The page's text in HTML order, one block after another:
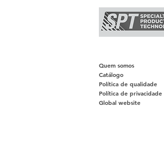
Quem somos
Catálogo
Política de qualidade
Política de privacidade
Global website